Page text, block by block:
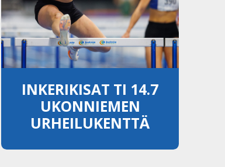
INKERIKISAT TI 14.7
UKONNIEMEN
URHEILUKENTTÄ